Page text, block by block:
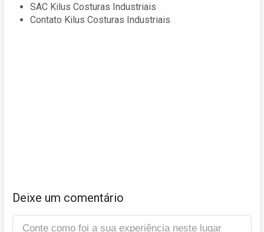
SAC Kilus Costuras Industriais
Contato Kilus Costuras Industriais
Deixe um comentário